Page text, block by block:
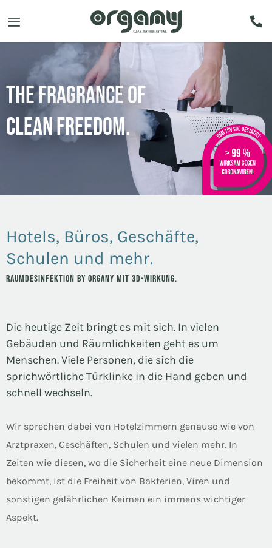
The fragrance of
clean freedom.
Hotels, Büros, Geschäfte,
Schulen und mehr.
RAUMDESINFEKTION BY ORGANY MIT 3D-WIRKUNG.
Die heutige Zeit bringt es mit sich. In vielen
Gebäuden und Räumlichkeiten geht es um
Menschen. Viele Personen, die sich die
sprichwörtliche Türklinke in die Hand geben und
schnell wechseln.
Wir sprechen dabei von Hotelzimmern genauso wie von
Arztpraxen, Geschäften, Schulen und vielen mehr. In
Zeiten wie diesen, wo die Sicherheit eine neue Dimension
bekommt, ist die Freiheit von Bakterien, Viren und
sonstigen gefährlichen Keimen ein immens wichtiger
Aspekt.